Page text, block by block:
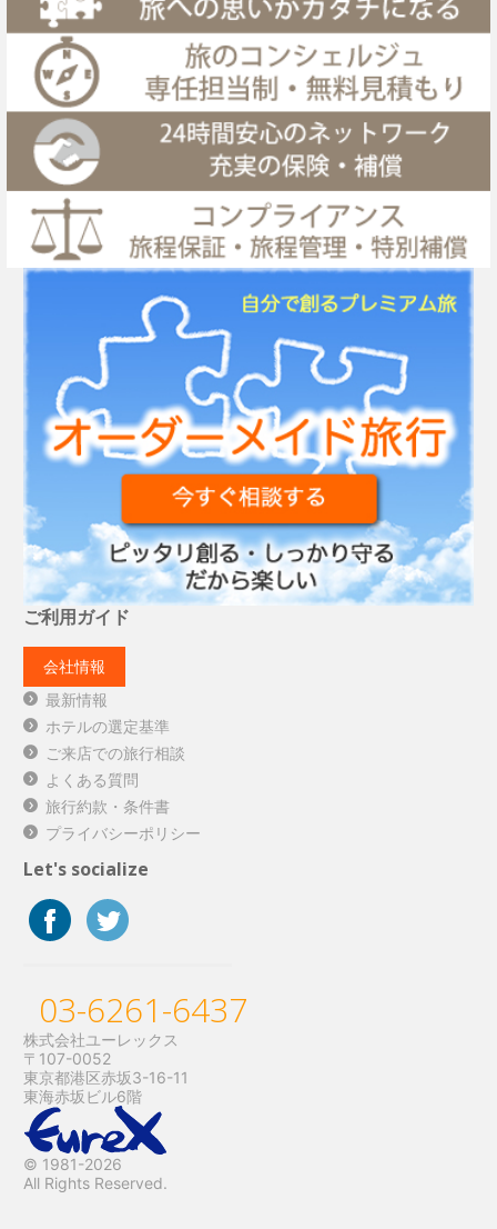
ご利用ガイド
会社情報
最新情報
ホテルの選定基準
ご来店での旅行相談
よくある質問
旅行約款・条件書
プライバシーポリシー
Let's socialize
03-6261-6437
株式会社ユーレックス
〒107-0052
東京都港区赤坂3-16-11
東海赤坂ビル6階
© 1981-2026
All Rights Reserved.